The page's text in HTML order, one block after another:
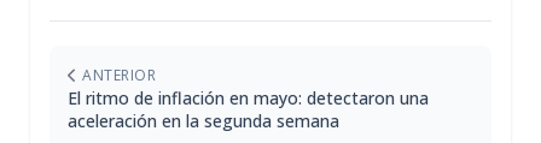
ANTERIOR
El ritmo de inflación en mayo: detectaron una
aceleración en la segunda semana